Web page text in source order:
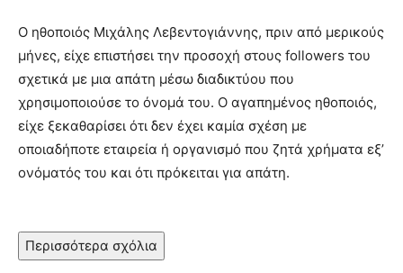
Ο ηθοποιός Μιχάλης Λεβεντογιάννης, πριν από μερικούς
μήνες, είχε επιστήσει την προσοχή στους followers του
σχετικά με μια απάτη μέσω διαδικτύου που
χρησιμοποιούσε το όνομά του. Ο αγαπημένος ηθοποιός,
είχε ξεκαθαρίσει ότι δεν έχει καμία σχέση με
οποιαδήποτε εταιρεία ή οργανισμό που ζητά χρήματα εξ’
ονόματός του και ότι πρόκειται για απάτη.
Περισσότερα σχόλια